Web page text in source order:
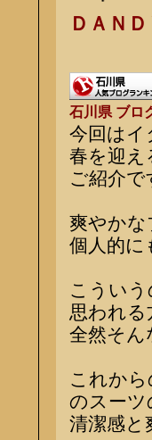
ＤＡＮ
石川県 ブロ
今回はイ
春を迎
ご紹介で
爽やかな
個人的に
こうい
思われ
全然そ
これか
のスーツ
清潔感と